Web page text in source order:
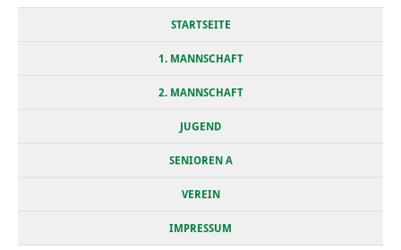
STARTSEITE
1. MANNSCHAFT
2. MANNSCHAFT
JUGEND
SENIOREN A
VEREIN
IMPRESSUM